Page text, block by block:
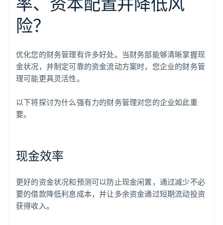
险？
优化您的财务管理有许多好处。当财务部能够清晰掌握现
金状况，并制定可靠的资金流动方案时，您企业的财务管
理可能更具灵活性。
以下将探讨为什么强有力的财务管理对您的企业如此重
要。
现金效率
更好的资金状况和预测可以防止现金闲置，通过减少不必
要的借款降低利息成本，并让多余资金通过短期流动投资
获得收入。